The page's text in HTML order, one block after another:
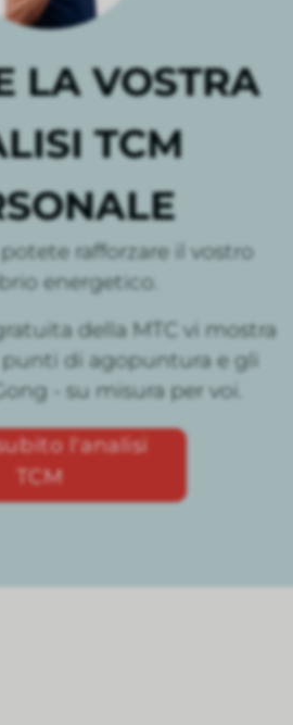
LA VOSTRA
TCM
rafforzare il vostro
energetico.
della MTC vi mostra
di agopuntura e gli
- su misura per voi.
l'analisi
TCM